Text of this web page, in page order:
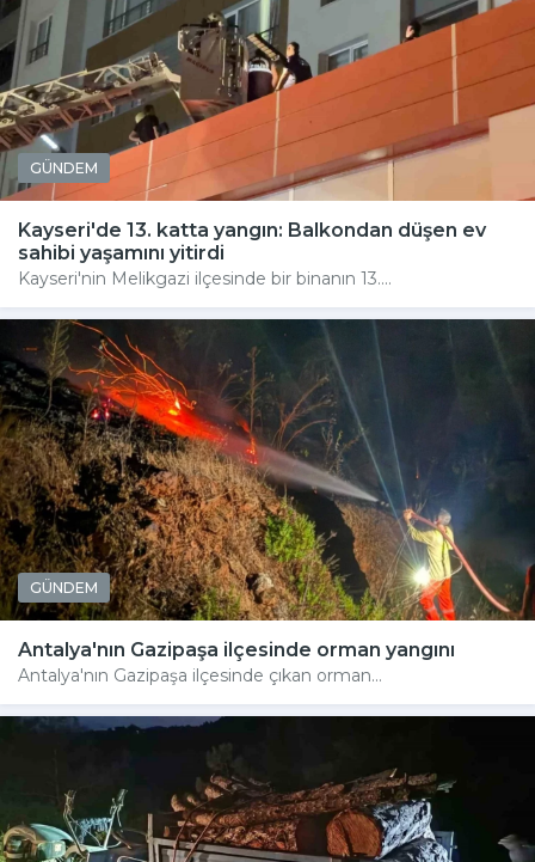
GÜNDEM
Kayseri'de 13. katta yangın: Balkondan düşen ev
sahibi yaşamını yitirdi
Kayseri'nin Melikgazi ilçesinde bir binanın 13....
GÜNDEM
Antalya'nın Gazipaşa ilçesinde orman yangını
Antalya'nın Gazipaşa ilçesinde çıkan orman...